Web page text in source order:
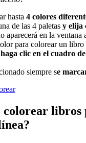
hasta 4 colores
de las 4 paletas y elija
aparecerá en la ventana
para colorear un libro
clic en el cuadro
siempre se
colorear libros